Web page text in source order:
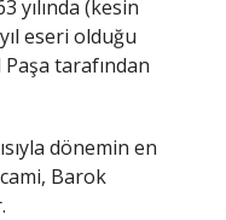
yılında (kesin
eseri olduğu
tarafından
dönemin en
Barok